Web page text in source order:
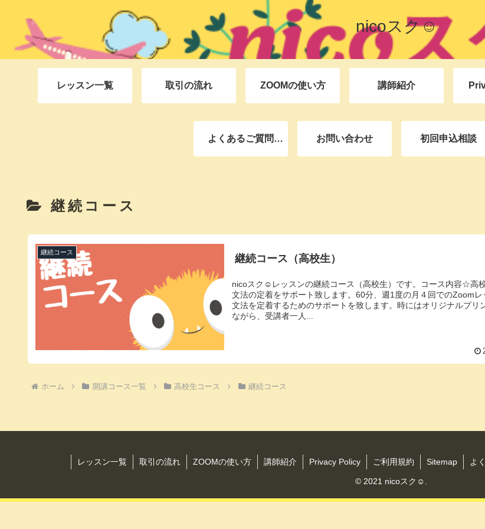
nicoスク☺︎
レッスン一覧 取引の流れ ZOOMの使い方 講師紹介
よくあるご質問 お問い合わせ 初回申込相談
継続コース
継続コース
継続コース（高校生）
nicoスク☺︎レッスンの継続コース（高校生）です。コース内容☆高
文法の定着をサポート致します。60分、週1度の月４回でのZoomレ
文法を定着するためのサポートを致します。時にはオリジナルプリ
ながら、受講者一人...
ホーム 開講コース一覧 高校生コース 継続コース
レッスン一覧 取引の流れ ZOOMの使い方 講師紹介 Privacy Policy ご利用規約 Sitemap よ
© 2021 nicoスク☺︎.